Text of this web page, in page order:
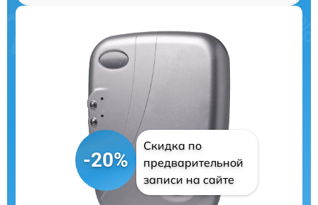
-20%
Скидка по
предварительной
записи на сайте